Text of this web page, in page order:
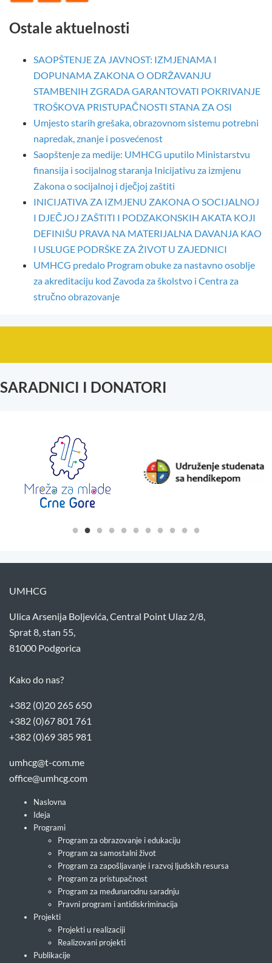
Ostale aktuelnosti
SAOPŠTENJE ZA JAVNOST: IZMJENAMA I
DOPUNAMA ZAKONA O ODRŽAVANJU
STAMBENIH ZGRADA GARANTOVATI POKRIVANJE
TROŠKOVA PRISTUPAČNOSTI STANA ZA OSI
Umjesto starih grešaka, obrazovnom sistemu potrebni
napredak, znanje i posvećenost
Saopštenje za medije: UMHCG uputilo Ministarstvu
finansija i socijalnog staranja Inicijativu za izmjenu
Zakona o socijalnoj i dječjoj zaštiti
INICIJATIVA ZA IZMJENU ZAKONA O SOCIJALNOJ
I DJEČJOJ ZAŠTITI I PODZAKONSKIH AKATA KOJI
DEFINIŠU PRAVA NA MATERIJALNA DAVANJA KAO
I USLUGE PODRŠKE ZA ŽIVOT U ZAJEDNICI
UMHCG predalo Program obuke za nastavno osoblje
za akreditaciju kod Zavoda za školstvo i Centra za
stručno obrazovanje
SARADNICI I DONATORI
UMHCG
Ulica Arsenija Boljevića, Central Point Ulaz 2/8,
Sprat 8, stan 55,
81000 Podgorica
Kako do nas?
+382 (0)20 265 650
+382 (0)67 801 761
+382 (0)69 385 981
umhcg@t-com.me
office@umhcg.com
Naslovna
Ideja
Programi
Program za obrazovanje i edukaciju
Program za samostalni život
Program za zapošljavanje i razvoj ljudskih resursa
Program za pristupačnost
Program za međunarodnu saradnju
Pravni program i antidiskriminacija
Projekti
Projekti u realizaciji
Realizovani projekti
Publikacije